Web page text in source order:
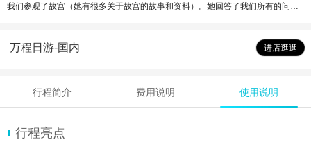
我们参观了故宫（她有很多关于故宫的故事和资料）。她回答了我们所有的问
万程日游-国内 进店逛逛
行程简介 费用说明 使用说明
行程亮点